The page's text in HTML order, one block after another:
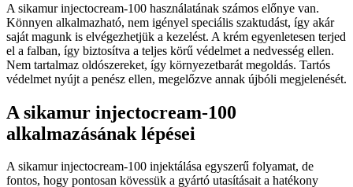
A sikamur injectocream-100 használatának számos előnye van.
Könnyen alkalmazható, nem igényel speciális szaktudást, így akár
saját magunk is elvégezhetjük a kezelést. A krém egyenletesen terjed
el a falban, így biztosítva a teljes körű védelmet a nedvesség ellen.
Nem tartalmaz oldószereket, így környezetbarát megoldás. Tartós
védelmet nyújt a penész ellen, megelőzve annak újbóli megjelenését.
A sikamur injectocream-100
alkalmazásának lépései
A sikamur injectocream-100 injektálása egyszerű folyamat, de
fontos, hogy pontosan kövessük a gyártó utasításait a hatékony